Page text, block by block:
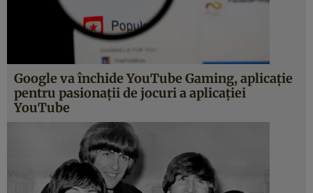
Google va închide YouTube Gaming, aplicaţie
pentru pasionaţii de jocuri a aplicaţiei
YouTube